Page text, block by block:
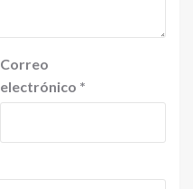
Correo
electrónico *